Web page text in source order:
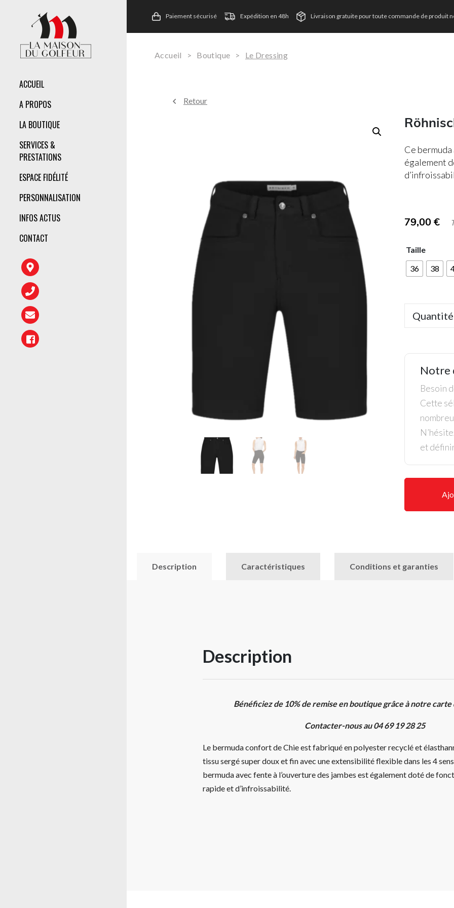
ACCUEIL
A PROPOS
LA BOUTIQUE
SERVICES &
PRESTATIONS
ESPACE FIDÉLITÉ
PERSONNALISATION
INFOS ACTUS
CONTACT
Paiement sécurisé Expédition en 48h Livraison gratuite pour toute commande de produit
Accueil > Boutique > Le Dressing
Retour
Ce
également
79,00€
Taille
36
38
Quantité
Notre
Besoin
Cette
et
Description Caractéristiques Conditions et garanties
Description
Bénéficiez de 10% de remise en boutique grâce à notre carte
Contacter-nous au 04 69 19 28 25
Le bermuda confort de Chie est fabriqué en polyester recyclé et
tissu sergé super doux et fin avec une extensibilité flexible dans les 4
bermuda avec fente à l’ouverture des jambes est également doté de
rapide et d’infroissabilité.